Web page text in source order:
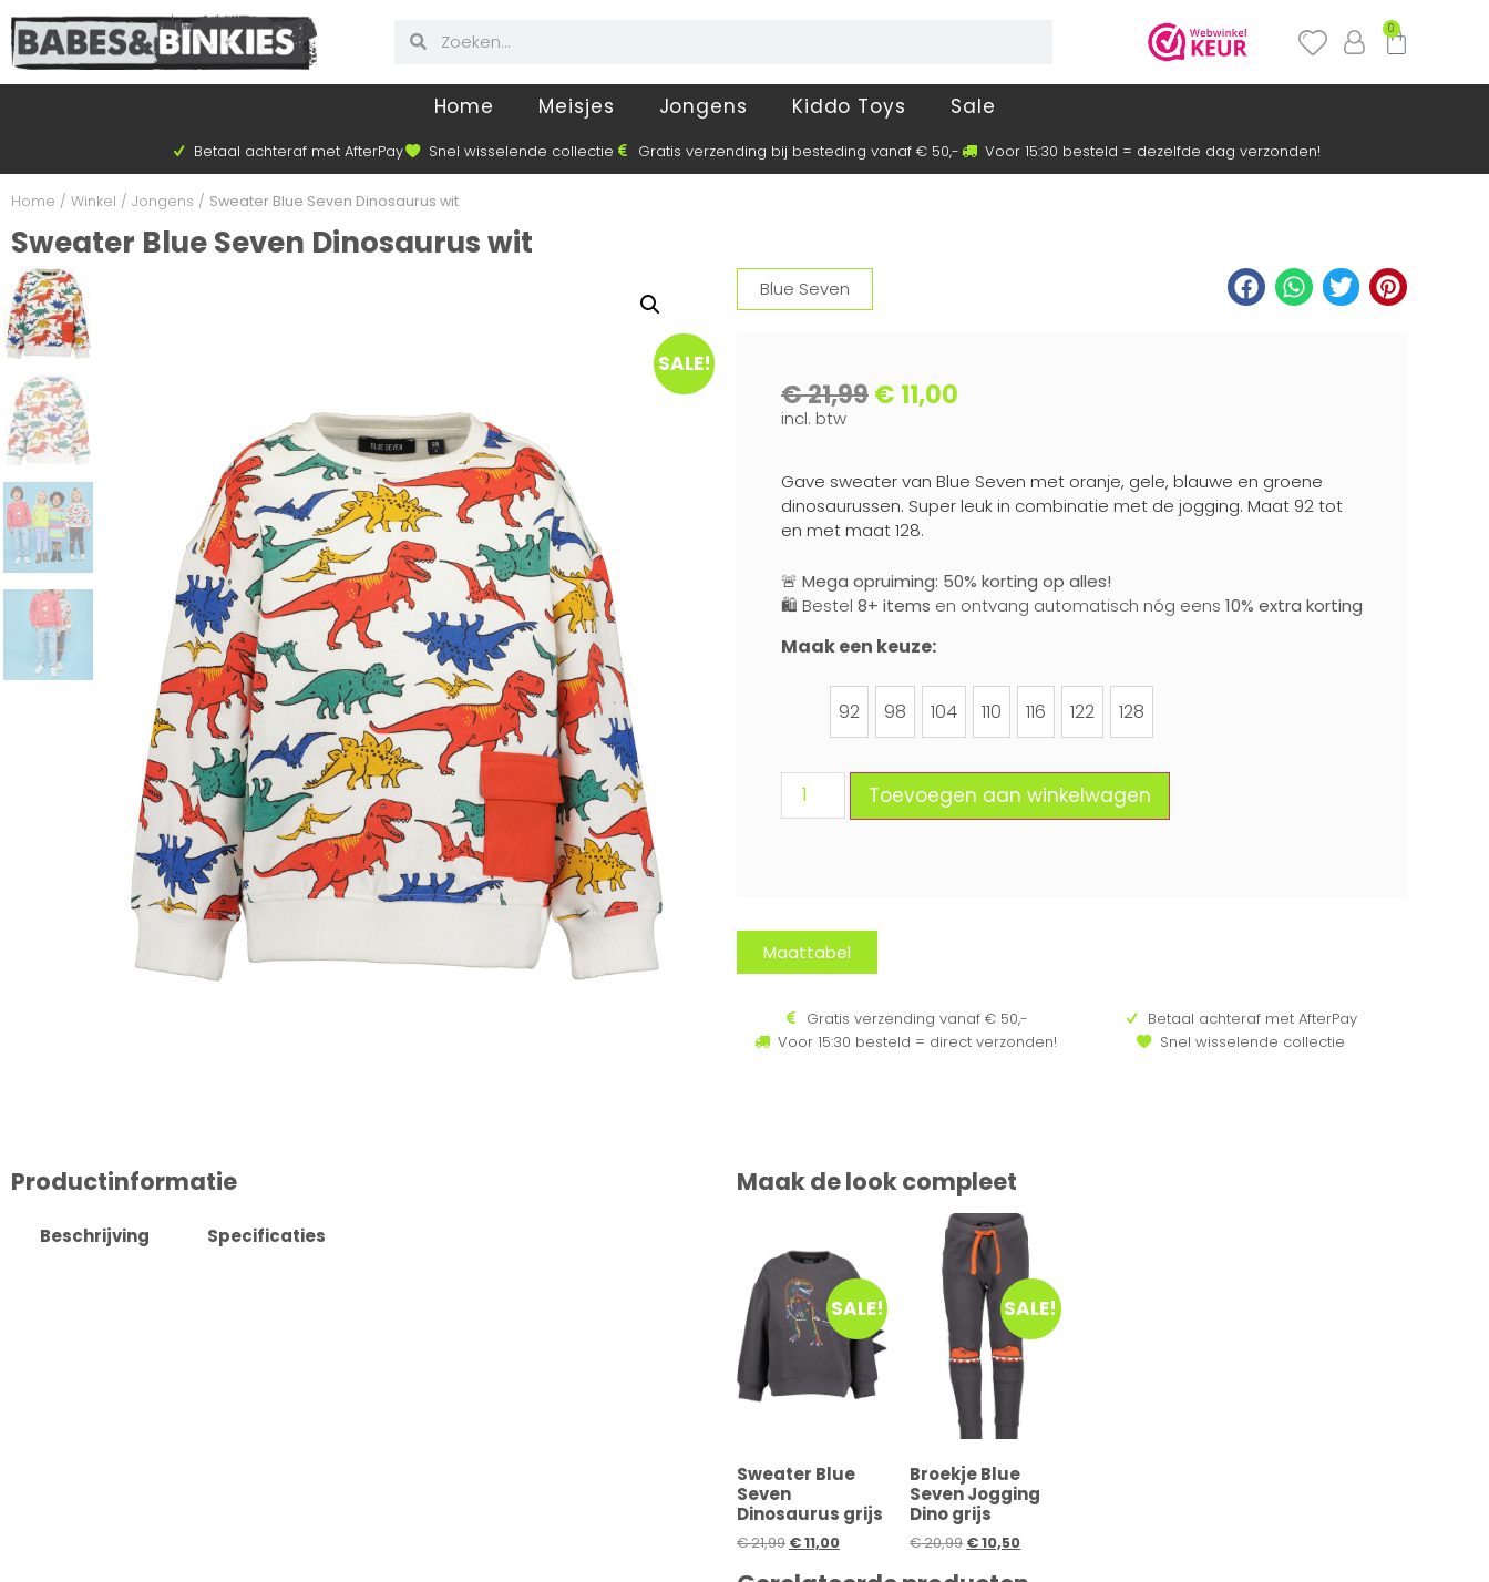
0
Home Meisjes Jongens Kiddo Toys Sale
Betaal achteraf met AfterPay Snel wisselende collectie Gratis verzending bij besteding vanaf € 50,- Voor 15:30 besteld = dezelfde dag verzonden!
Home / Winkel / Jongens / Sweater Blue Seven Dinosaurus wit
Sweater Blue Seven Dinosaurus wit
SALE!
Blue Seven
€21,99€ 11,00
incl. btw
Gave sweater van Blue Seven met oranje, gele, blauwe en groene
dinosaurussen. Super leuk in combinatie met de jogging. Maat 92 tot
en met maat 128.
🚨 Mega opruiming: 50% korting op alles!
🛍️ Bestel 8+ items en ontvang automatisch nóg eens 10% extra korting
Maak een keuze:
92
92
98
98
104
104
110
110
116
116
122
122
128
128
Toevoegen aan winkelwagen
Maattabel
Gratis verzending vanaf € 50,-
Voor 15:30 besteld = direct verzonden!
Betaal achteraf met AfterPay
Snel wisselende collectie
Productinformatie
Beschrijving Specificaties
Maak de look compleet
SALE!
Sweater Blue
Seven
Dinosaurus grijs
€21,99 €11,00
SALE!
Broekje Blue
Seven Jogging
Dino grijs
€20,99 €10,50